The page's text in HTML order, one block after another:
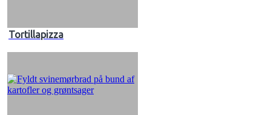
Tortillapizza